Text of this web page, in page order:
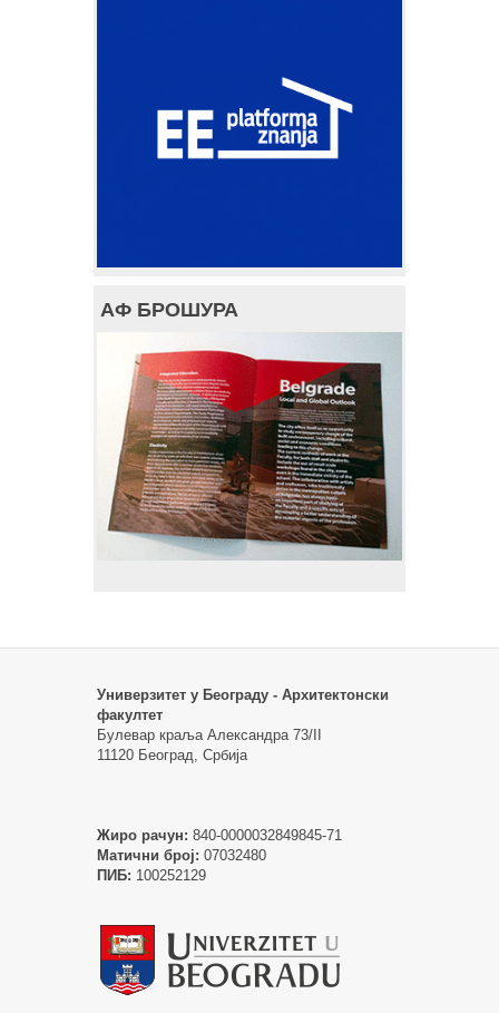
АФ БРОШУРА
Универзитет у Београду - Архитектонски
факултет
Булевар краља Александра 73/II
11120 Београд, Србија
Жиро рачун: 840-0000032849845-71
Матични број: 07032480
ПИБ: 100252129